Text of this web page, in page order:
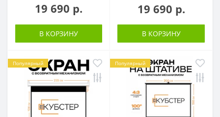
19 690 р.
В КОРЗИНУ
19 690 р.
В КОРЗИНУ
Популярный Популярный